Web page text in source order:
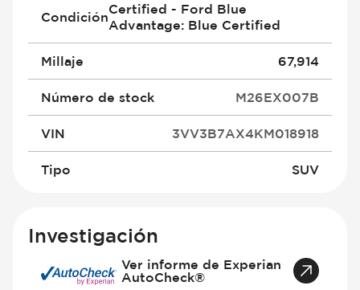
Condición
Certified - Ford Blue
Advantage: Blue Certified
Millaje 67,914
Número de stock M26EX007B
VIN 3VV3B7AX4KM018918
Tipo SUV
Investigación
Ver informe de Experian
AutoCheck®